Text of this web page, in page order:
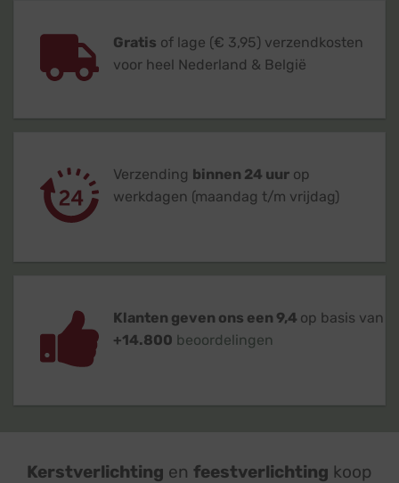
Gratis of lage (€ 3,95) verzendkosten
voor heel Nederland & België
Verzending binnen 24 uur op
werkdagen (maandag t/m vrijdag)
Klanten geven ons een 9,4 op basis van
+14.800 beoordelingen
Kerstverlichting en feestverlichting koop